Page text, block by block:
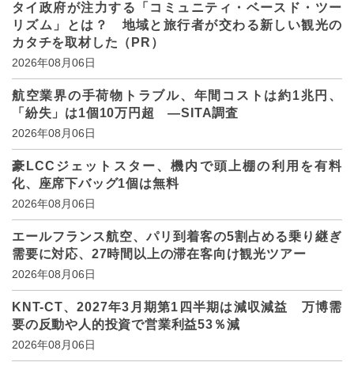
タイ政府が注力する「コミュニティ・ベースド・ツー
リズム」とは？ 地域と旅行者が交わる新しい観光の
カタチを取材した（PR）
2026年08月06日
航空業界の手荷物トラブル、年間コストは約1兆円、
「紛失」は1個10万円超 ―SITA調査
2026年08月06日
豪LCCジェットスター、機内で頭上棚の利用を有料
化、座席下バッグ1個は無料
2026年08月06日
エールフランス航空、パリ到着客の5割占める乗り継ぎ
需要に対応、27時間以上の滞在客向け観光ツアー
2026年08月06日
KNT-CT、2027年3月期第1四半期は減収減益 万博需
要の反動や人的投資で営業利益53％減
2026年08月06日